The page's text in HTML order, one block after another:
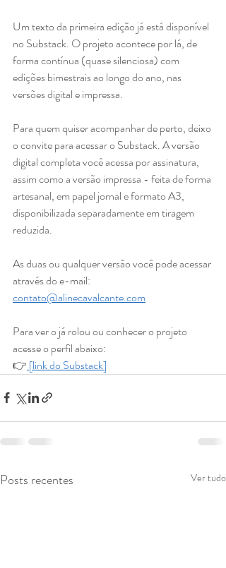
Um texto da primeira edição já está disponível
no Substack. O projeto acontece por lá, de
forma contínua (quase silenciosa) com
edições bimestrais ao longo do ano, nas
versões digital e impressa.
Para quem quiser acompanhar de perto, deixo
o convite para acessar o Substack. A versão
digital completa você acessa por assinatura,
assim como a versão impressa - feita de forma
artesanal, em papel jornal e formato A3,
disponibilizada separadamente em tiragem
reduzida.
As duas ou qualquer versão você pode acessar
através do e-mail:
contato@alinecavalcante.com
Para ver o já rolou ou conhecer o projeto
acesse o perfil abaixo:
👉 [link do Substack]
Posts recentes Ver tudo